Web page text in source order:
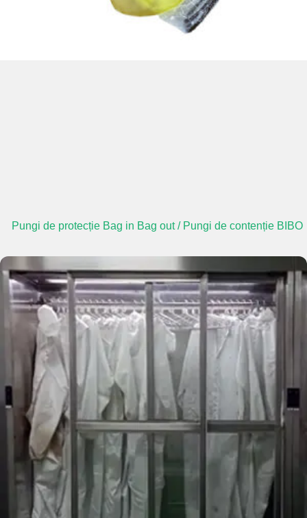
Pungi de protecție Bag in Bag out / Pungi de contenție BIBO